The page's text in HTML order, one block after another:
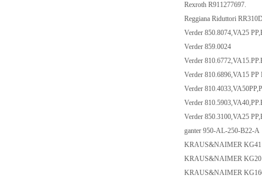
Rexroth R911277697.
Reggiana Riduttori
Verder 850.8074,VA25
Verder 859.0024
Verder
Verder 810.6896,VA15
Verder
Verder
Verder 850.3100,VA25
ganter 950-AL-250-B22-A
KRAUS&NAIMER
KRAUS&NAIMER
KRAUS&NAIMER